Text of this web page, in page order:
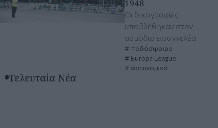
1948
Οι δικογραφίες
υποβλήθηκαν στον
αρμόδιο εισαγγελέα
ποδόσφαιρο
Europa League
αστυνομικά
Τελευταία Νέα